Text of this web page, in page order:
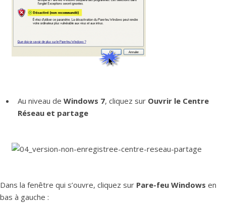
Au niveau de Windows 7, cliquez sur Ouvrir le Centre
Réseau et partage
Dans la fenêtre qui s’ouvre, cliquez sur Pare-feu Windows en
bas à gauche :